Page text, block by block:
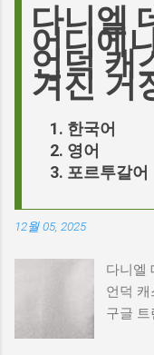
다니엘
어디에
언덕 캐
겨진 거
한국어
영어
포르투갈어
12월 05, 2025
다니엘
언덕
구글 트